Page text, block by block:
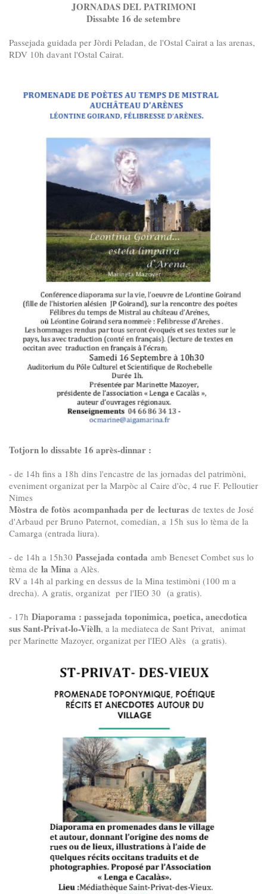
JORNADAS DEL PATRIMONI
Dissabte 16 de setembre
Passejada guidada per Jòrdi Peladan, de l'Ostal Cairat a las arenas,
RDV 10h davant l'Ostal Cairat.
Totjorn lo dissabte 16 après-dinnar :
- de 14h fins a 18h dins l'encastre de las jornadas del patrimòni,
eveniment organizat per la Marpòc al Caire d'òc, 4 rue F. Pelloutier
Nimes
Mòstra de fotòs acompanhada per de lecturas de textes de José
d'Arbaud per Bruno Paternot, comedian, a 15h sus lo tèma de la
Camarga (entrada liura).
- de 14h a 15h30 Passejada contada amb Beneset Combet sus lo
tèma de la Mina a Alès.
RV a 14h al parking en dessus de la Mina testimòni (100 m a
drecha). A gratis, organizat per l'IEO 30 (a gratis).
- 17h Diaporama : passejada toponimica, poetica, anecdotica
sus Sant-Privat-lo-Vièlh, a la mediateca de Sant Privat, animat
per Marinette Mazoyer, organizat per l'IEO Alès (a gratis).